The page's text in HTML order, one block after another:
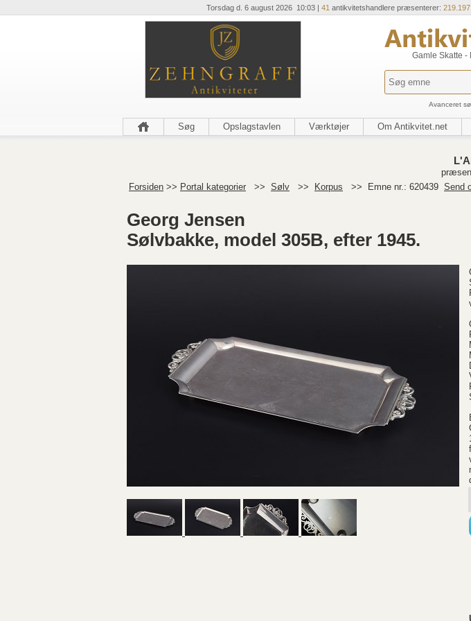
Torsdag d. 6 august 2026 10:03 | 41 antikvitetshandlere præsenterer: 219.197
Gamle Skatte -
Avanceret
Søg Opslagstavlen Værktøjer Om Antikvitet.net
Forsiden >> Portal kategorier >> Sølv >> Korpus >> Emne nr.: 620439 Send
Georg Jensen
Sølvbakke, model 305B, efter 1945.